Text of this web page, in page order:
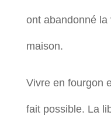
ont abandonné
maison.
Vivre en fourgon
fait possible. La